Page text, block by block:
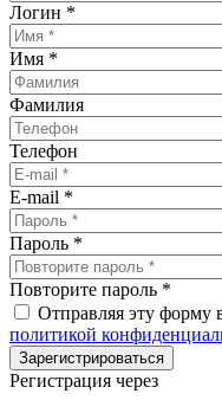
Логин *
Имя *
Фамилия
Телефон
E-mail *
Пароль *
Повторите пароль *
Отправляя эту форму
политикой
Зарегистрироваться
Регистрация через